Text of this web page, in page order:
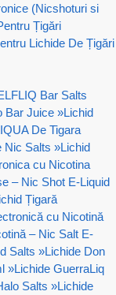
(Nicshoturi si
Țigări
Lichide De Țigări
Bar Salts
Bar Juice »Lichid
De Tigara
Nic Salts »Lichid
cu Nicotina
– Nic Shot E-Liquid
Țigară
cu Nicotină
– Nic Salt E-
Salts »Lichide Don
»Lichide GuerraLiq
Salts »Lichide